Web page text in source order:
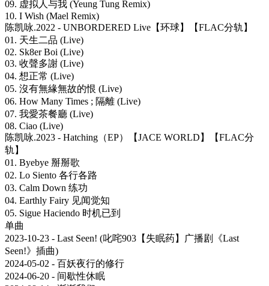
09. 虚拟人与我 (Yeung Tung Remix)
10. I Wish (Mael Remix)
陈凯咏.2022 - UNBORDERED Live【环球】【FLAC分轨】
01. 天生二品 (Live)
02. Sk8er Boi (Live)
03. 收聲多謝 (Live)
04. 想正常 (Live)
05. 沒有無緣無故的恨 (Live)
06. How Many Times ; 隔離 (Live)
07. 我愛茶餐廳 (Live)
08. Ciao (Live)
陈凯咏.2023 - Hatching（EP）【JACE WORLD】【FLAC分
轨】
01. Byebye 掰掰歌
02. Lo Siento 各行各路
03. Calm Down 练功
04. Earthly Fairy 见闻觉知
05. Sigue Haciendo 时机已到
单曲
2023-10-23 - Last Seen! (叱咤903【失眠药】广播剧《Last
Seen!》插曲)
2024-05-02 - 百妖夜行的修行
2024-06-20 - 间歇性休眠